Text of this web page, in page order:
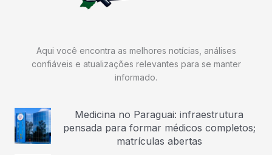
Aqui você encontra as melhores notícias, análises
confiáveis e atualizações relevantes para se manter
informado.
Medicina no Paraguai: infraestrutura
pensada para formar médicos completos;
matrículas abertas